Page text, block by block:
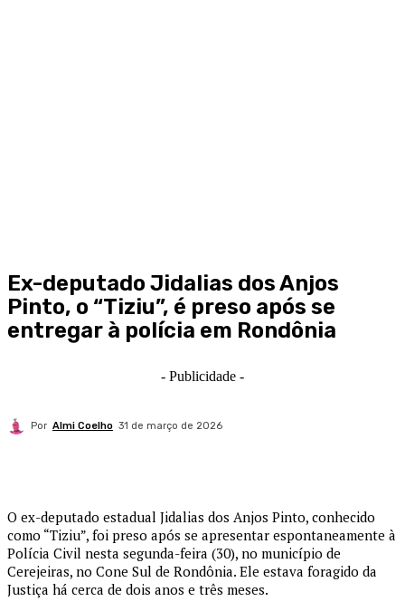
Ex-deputado Jidalias dos Anjos
Pinto, o “Tiziu”, é preso após se
entregar à polícia em Rondônia
- Publicidade -
Por Almi Coelho 31 de março de 2026
O ex-deputado estadual Jidalias dos Anjos Pinto, conhecido
como “Tiziu”, foi preso após se apresentar espontaneamente à
Polícia Civil nesta segunda-feira (30), no município de
Cerejeiras, no Cone Sul de Rondônia. Ele estava foragido da
Justiça há cerca de dois anos e três meses.